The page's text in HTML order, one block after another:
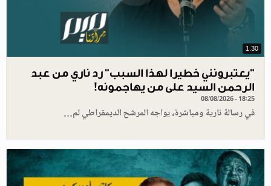
1.30
"يعتبرونني خطيرا لهذا السبب" رد ناري من عبد
الرحمن السيد على من يهاجمونه!
08/08/2026 - 18:25
في رسالة نارية ومباشرة، يواجه المرشح الديمقراطي لم…